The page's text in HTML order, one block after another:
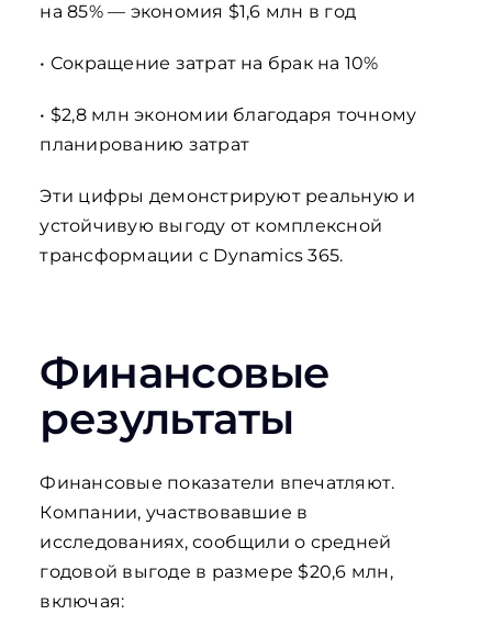
на 85% — экономия $1,6 млн в год
• Сокращение затрат на брак на 10%
• $2,8 млн экономии благодаря точному
планированию затрат
Эти цифры демонстрируют реальную и
устойчивую выгоду от комплексной
трансформации с Dynamics 365.
Финансовые
результаты
Финансовые показатели впечатляют.
Компании, участвовавшие в
исследованиях, сообщили о средней
годовой выгоде в размере $20,6 млн,
включая: